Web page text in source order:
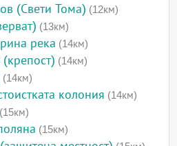
(Свети Тома) (12км)
(13км)
река (14км)
(14км)
(14км)
колония (14км)
(15км)
(15км)